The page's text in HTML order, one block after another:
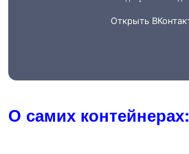
О самих контейнерах: